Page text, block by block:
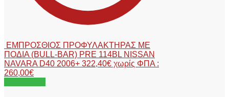
ΕΜΠΡΟΣΘΙΟΣ ΠΡΟΦΥΛΑΚΤΗΡΑΣ ΜΕ
ΠΟΔΙΑ (BULL-BAR) PRE 114BL NISSAN
NAVARA D40 2006+ 322,40€ χωρίς ΦΠΑ :
260,00€